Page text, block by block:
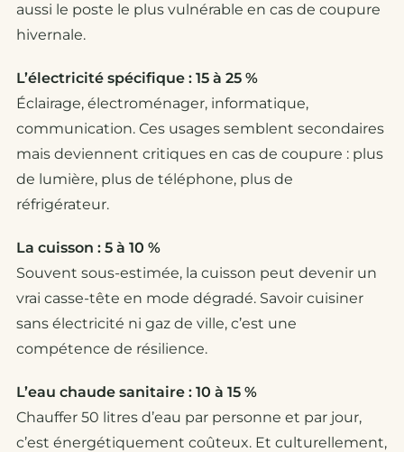
aussi le poste le plus vulnérable en cas de coupure
hivernale.
L’électricité spécifique : 15 à 25 %
Éclairage, électroménager, informatique,
communication. Ces usages semblent secondaires
mais deviennent critiques en cas de coupure : plus
de lumière, plus de téléphone, plus de
réfrigérateur.
La cuisson : 5 à 10 %
Souvent sous-estimée, la cuisson peut devenir un
vrai casse-tête en mode dégradé. Savoir cuisiner
sans électricité ni gaz de ville, c’est une
compétence de résilience.
L’eau chaude sanitaire : 10 à 15 %
Chauffer 50 litres d’eau par personne et par jour,
c’est énergétiquement coûteux. Et culturellement,